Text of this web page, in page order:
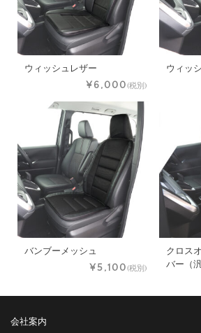
ウィッシュレザー
¥6,000(税別)
ウィッ
バンブーメッシュ
¥5,100(税別)
クロス
バー（
会社案内